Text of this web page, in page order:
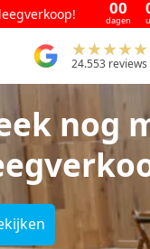
00
dagen
24.553 reviews
nog